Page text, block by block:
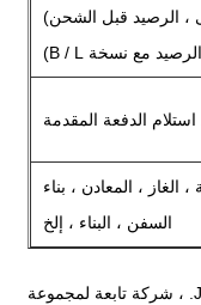
الغاز ، المعادن ، بناء
السفن ، البناء ، إلخ
شركة Jiangyin Huaxi Flange Co.، Ltd. ، شركة تابعة لمجموعة